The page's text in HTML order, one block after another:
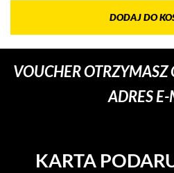
DODAJ DO
VOUCHER
ADRES
KARTA